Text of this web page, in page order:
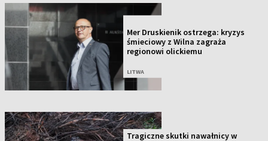
Mer Druskienik ostrzega: kryzys
śmieciowy z Wilna zagraża
regionowi olickiemu
LITWA
Tragiczne skutki nawałnicy w